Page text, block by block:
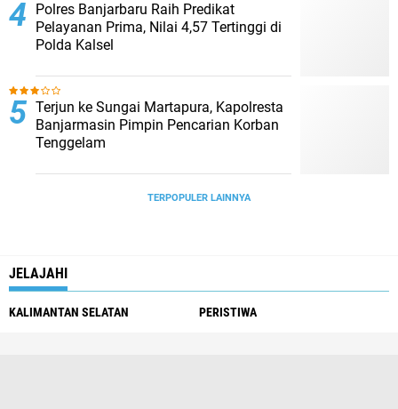
Polres Banjarbaru Raih Predikat
Pelayanan Prima, Nilai 4,57 Tertinggi di
Polda Kalsel
Terjun ke Sungai Martapura, Kapolresta
Banjarmasin Pimpin Pencarian Korban
Tenggelam
TERPOPULER LAINNYA
JELAJAHI
KALIMANTAN SELATAN PERISTIWA